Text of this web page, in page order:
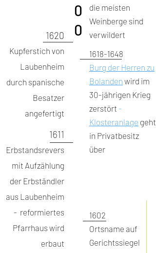
die meisten
Weinberge sind
verwildert
1620
Kupferstich von
Laubenheim
durch spanische
Besatzer
angefertigt
0
0
1611
Erbstandsrevers
mit Aufzählung
der Erbständler
aus Laubenheim
- reformiertes
Pfarrhaus wird
erbaut
1618-1648
Burg der Herren zu
Bolanden wird im
30-jährigen Krieg
zerstört -
Klosteranlage geht
in Privatbesitz
über
1602
Ortsname auf
Gerichtssiegel